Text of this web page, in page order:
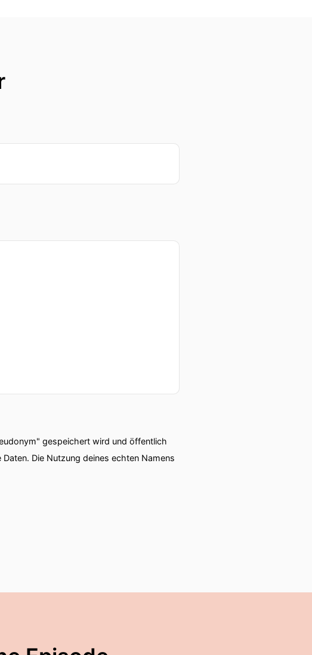
gespeichert wird und öffentlich
Die Nutzung deines echten Namens